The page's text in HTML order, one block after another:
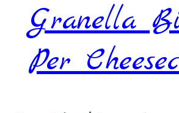
Granella
Per